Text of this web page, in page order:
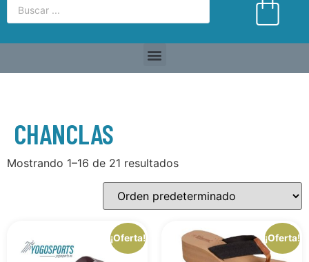
CHANCLAS
Mostrando 1–16 de 21 resultados
¡Oferta! ¡Oferta!